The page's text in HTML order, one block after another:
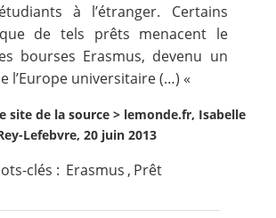
à l’étranger. Certains
de tels prêts menacent le
bourses Erasmus, devenu un
l’Europe universitaire (…) «
site de la source > lemonde.fr, Isabelle
Lefebvre, 20 juin 2013
clés : Erasmus , Prêt